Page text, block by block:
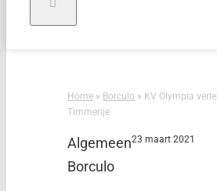
Home » Borculo » KV Olympia
Timmerije
Algemeen
Borculo
23 maart 2021